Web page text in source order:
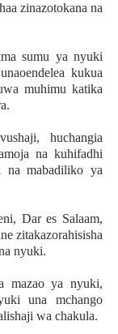
zinazotokana na
sumu ya nyuki
kukua
muhimu katika
huchangia
na kuhifadhi
na mabadiliko ya
Dar es Salaam,
zitakazorahisisha
nyuki.
mazao ya nyuki,
una mchango
wa chakula.